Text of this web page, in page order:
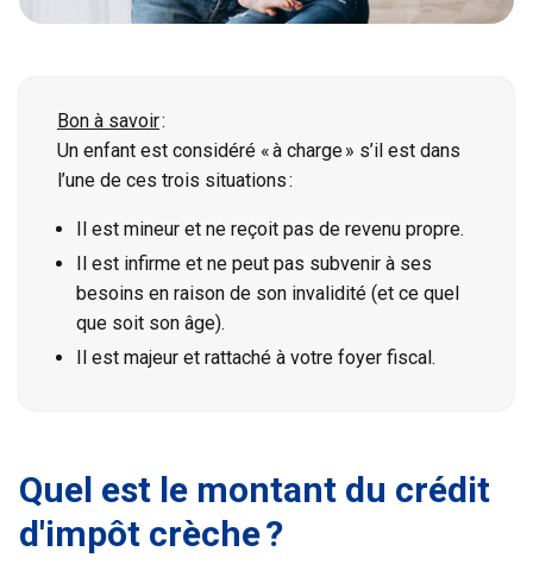
Bon à savoir:
Un enfant est considéré « à charge » s’il est dans
l’une de ces trois situations :
Il est mineur et ne reçoit pas de revenu propre.
Il est infirme et ne peut pas subvenir à ses
besoins en raison de son invalidité (et ce quel
que soit son âge).
Il est majeur et rattaché à votre foyer fiscal.
Quel est le montant du crédit
d'impôt crèche ?